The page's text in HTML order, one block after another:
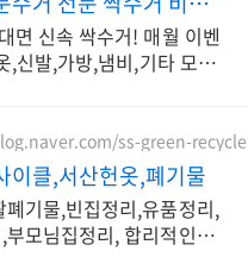
당일수거OK
면 신속 싹수거! 매월 이벤
,신발,가방,냄비,기타 모두
ss-green-recycle
이클,서산헌옷,폐기물
폐기물,빈집정리,유품정리,
부모님집정리, 합리적인가